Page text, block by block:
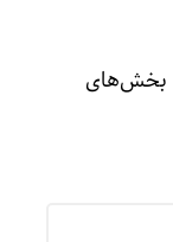
بخش‌های